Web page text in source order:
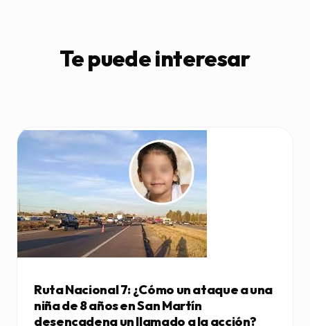
Te puede interesar
Ruta Nacional 7: ¿Cómo un ataque a una
niña de 8 años en San Martín
desencadena un llamado a la acción?